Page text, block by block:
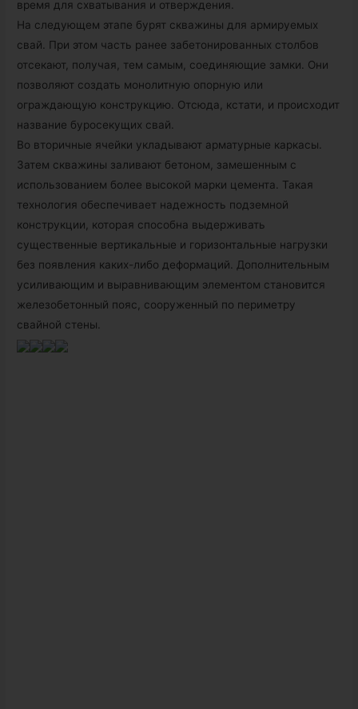
время для схватывания и отверждения.
На следующем этапе бурят скважины для армируемых
свай. При этом часть ранее забетонированных столбов
отсекают, получая, тем самым, соединяющие замки. Они
позволяют создать монолитную опорную или
ограждающую конструкцию. Отсюда, кстати, и происходит
название буросекущих свай.
Во вторичные ячейки укладывают арматурные каркасы.
Затем скважины заливают бетоном, замешенным с
использованием более высокой марки цемента. Такая
технология обеспечивает надежность подземной
конструкции, которая способна выдерживать
существенные вертикальные и горизонтальные нагрузки
без появления каких-либо деформаций. Дополнительным
усиливающим и выравнивающим элементом становится
железобетонный пояс, сооруженный по периметру
свайной стены.